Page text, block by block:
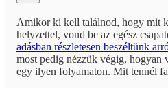
Amikor ki kell találnod, hogy mit
helyzettel, vond be az egész
adásban részletesen beszéltünk
most pedig nézzük végig, hogyan
egy ilyen folyamaton. Mit tennél